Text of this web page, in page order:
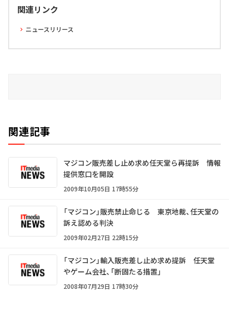
関連リンク
ニュースリリース
関連記事
マジコン販売差し止め求め任天堂ら再提訴 情報
提供窓口を開設
2009年10月05日 17時55分
「マジコン」販売禁止命じる 東京地裁、任天堂の
訴え認める判決
2009年02月27日 22時15分
「マジコン」輸入販売差し止め求め提訴 任天堂
やゲーム会社、「断固たる措置」
2008年07月29日 17時30分